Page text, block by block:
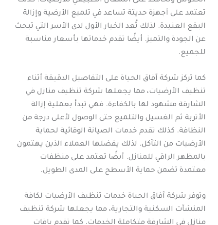
تعتمد على أجهزة حديثة تساعد في تلميع الأرضية وإزالة
البقع العنيدة. لذلك تُعد الخيار الأول لدى الأسر التي تبحث
عن الجودة والتميز. أيضًا تقدم خدماتها بأسعار مناسبة
للجميع.
كما تركز شركة آفاق الحياة على التفاصيل الدقيقة أثناء
تنظيف الأرضيات، مما يجعلها شركة تنظيف منازل في
الشارقة مشهود لها بالكفاءة. فهي تبدأ بعملية إزالة
الأتربة ثم الغسيل والتلميع حتى الوصول لأعلى درجة من
النظافة. كذلك تقدم خدمات الصيانة الوقائية لحماية
الأرضيات من التآكل. لذلك يفضلها العملاء الذين يهتمون
بالمظهر الراقي للمنازل. أيضًا تعتمد على منظفات
معتمدة تضمن حماية الأسطح على المدى الطويل.
وتوفر شركة آفاق الحياة خدمات تنظيف الأرضيات لكافة
المنشآت السكنية والتجارية، مما يجعلها شركة تنظيف
منازل في الشارقة متكاملة الخدمات. كما تقدم باقات